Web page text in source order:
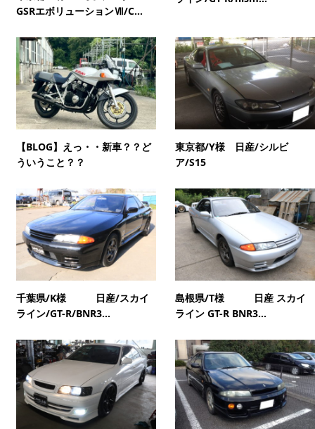
GSRエボリューションⅦ/C...
【BLOG】えっ・・新車？？ど
ういうこと？？
東京都/Y様 日産/シルビ
ア/S15
千葉県/K様 日産/スカイ
ライン/GT-R/BNR3...
島根県/T様 日産 スカイ
ライン GT-R BNR3...